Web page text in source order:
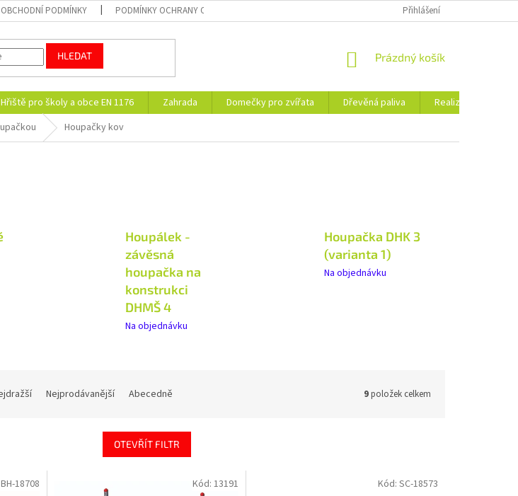
OBCHODNÍ PODMÍNKY PODMÍNKY OCHRANY OSOBNÍCH ÚDAJŮ PORADNA BLOG
Přihlášení
HLEDAT
NÁKUPNÍ
Prázdný košík
Hřiště pro školy a obce EN 1176 Zahrada Domečky pro zvířata Dřevěná paliva Realizace
Houpačky kov
Houpálek -
závěsná
houpačka na
konstrukci
DHMŠ 4
Na objednávku
Houpačka DHK 3
(varianta 1)
Na objednávku
Nejprodávanější Abecedně 9položek celkem
OTEVŘÍT FILTR
BH-18708 Kód: 13191 Kód: SC-18573